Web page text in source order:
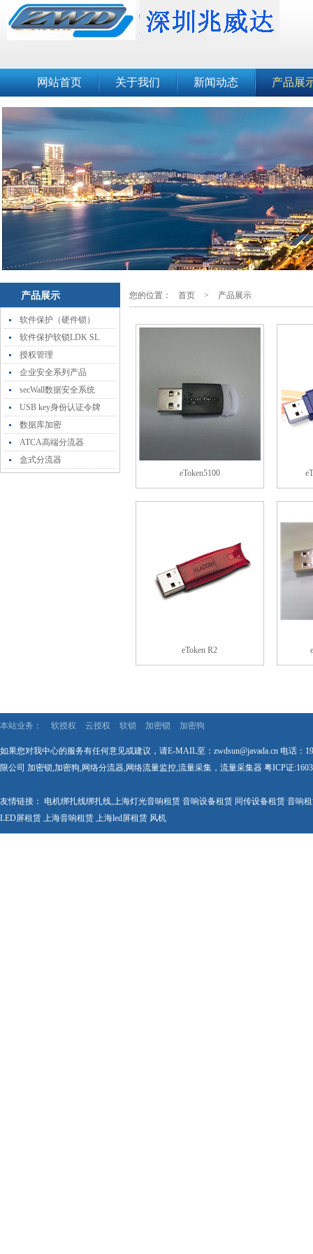
网站首页 关于我们 新闻动态 产品展
产品展示
软件保护（硬件锁）
软件保护软锁LDK SL
授权管理
企业安全系列产品
secWall数据安全系统
USB key身份认证令牌
数据库加密
ATCA高端分流器
盒式分流器
您的位置： 首页 > 产品展示
eToken5100
eToken R2
本站业务： 软授权 云授权 软锁 加密锁 加密狗
如果您对我中心的服务有任何意见或建议，请E-MAIL至：zwdsun@javada.cn 电话：
限公司 加密锁,加密狗,网络分流器,网络流量监控,流量采集，流量采集器 粤ICP证
友情链接： 电机绑扎线绑扎线,上海灯光音响租赁 音响设备租赁 同传设备租赁 音响
LED屏租赁 上海音响租赁 上海led屏租赁 风机